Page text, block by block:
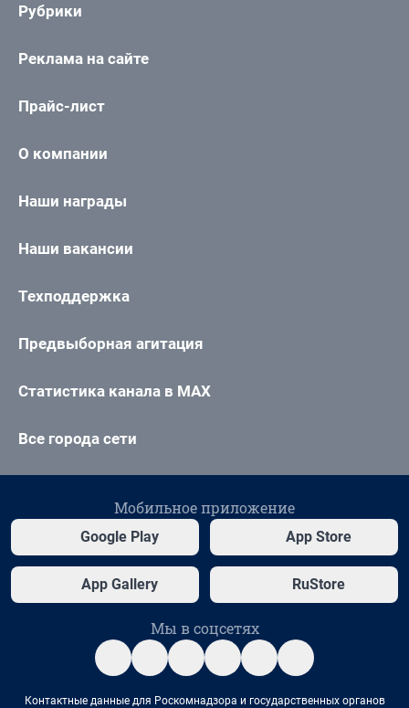
Рубрики
Реклама на сайте
Прайс-лист
О компании
Наши награды
Наши вакансии
Техподдержка
Предвыборная агитация
Статистика канала в MAX
Все города сети
Мобильное приложение
Google Play App Store
App Gallery RuStore
Мы в соцсетях
Контактные данные для Роскомнадзора и государственных органов